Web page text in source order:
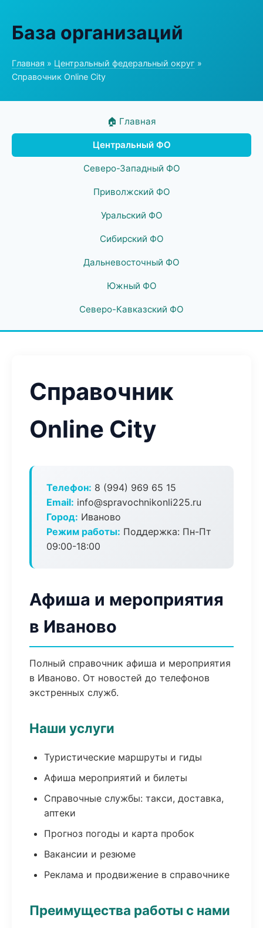
База организаций
Главная » Центральный федеральный округ »
Справочник Online City
🏠 Главная
Центральный ФО
Северо-Западный ФО
Приволжский ФО
Уральский ФО
Сибирский ФО
Дальневосточный ФО
Южный ФО
Северо-Кавказский ФО
Справочник
Online City
Телефон: 8 (994) 969 65 15
Email: info@spravochnikonli225.ru
Город: Иваново
Режим работы: Поддержка: Пн-Пт
09:00-18:00
Афиша и мероприятия
в Иваново
Полный справочник афиша и мероприятия
в Иваново. От новостей до телефонов
экстренных служб.
Наши услуги
Туристические маршруты и гиды
Афиша мероприятий и билеты
Справочные службы: такси, доставка,
аптеки
Прогноз погоды и карта пробок
Вакансии и резюме
Реклама и продвижение в справочнике
Преимущества работы с нами